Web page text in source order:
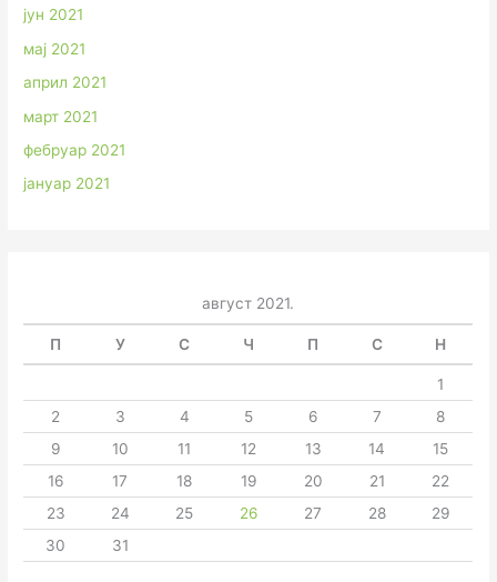
јун 2021
мај 2021
април 2021
март 2021
фебруар 2021
јануар 2021
август 2021.
П У С Ч П С Н
1
2
3 4 5 6 7
8
9
10 11 12 13 14
15
16
17 18 19 20 21
22
23
24 25 26 27 28
29
30
31